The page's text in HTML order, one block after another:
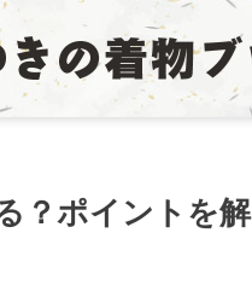
？ポイントを解